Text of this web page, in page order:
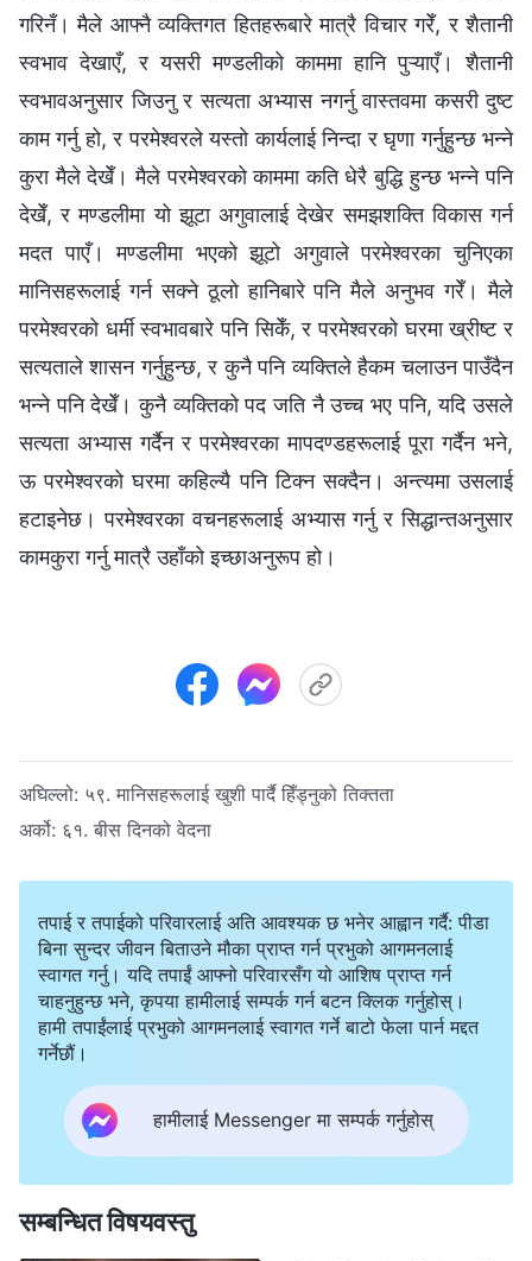
गरिनँ। मैले आफ्‍नै व्यक्तिगत हितहरूबारे मात्रै विचार गरेँ, र शैतानी
स्वभाव देखाएँ, र यसरी मण्डलीको काममा हानि पुऱ्याएँ। शैतानी
स्वभावअनुसार जिउनु र सत्यता अभ्यास नगर्नु वास्तवमा कसरी दुष्ट
काम गर्नु हो, र परमेश्‍वरले यस्तो कार्यलाई निन्दा र घृणा गर्नुहुन्छ भन्‍ने
कुरा मैले देखेँ। मैले परमेश्‍वरको काममा कति धेरै बुद्धि हुन्छ भन्‍ने पनि
देखेँ, र मण्डलीमा यो झूटा अगुवालाई देखेर समझशक्ति विकास गर्न
मदत पाएँ। मण्डलीमा भएको झूटो अगुवाले परमेश्‍वरका चुनिएका
मानिसहरूलाई गर्न सक्ने ठूलो हानिबारे पनि मैले अनुभव गरेँ। मैले
परमेश्‍वरको धर्मी स्वभावबारे पनि सिकेँ, र परमेश्‍वरको घरमा ख्रीष्‍ट र
सत्यताले शासन गर्नुहुन्छ, र कुनै पनि व्यक्तिले हैकम चलाउन पाउँदैन
भन्‍ने पनि देखेँ। कुनै व्यक्तिको पद जति नै उच्‍च भए पनि, यदि उसले
सत्यता अभ्यास गर्दैन र परमेश्‍वरका मापदण्डहरूलाई पूरा गर्दैन भने,
ऊ परमेश्‍वरको घरमा कहिल्यै पनि टिक्न सक्दैन। अन्त्यमा उसलाई
हटाइनेछ। परमेश्‍वरका वचनहरूलाई अभ्यास गर्नु र सिद्धान्तअनुसार
कामकुरा गर्नु मात्रै उहाँको इच्‍छाअनुरूप हो।
अघिल्लो: ५९. मानिसहरूलाई खुशी पार्दै हिँड्नुको तिक्तता
अर्को: ६१. बीस दिनको वेदना
तपाई र तपाईको परिवारलाई अति आवश्यक छ भनेर आह्वान गर्दै: पीडा
बिना सुन्दर जीवन बिताउने मौका प्राप्त गर्न प्रभुको आगमनलाई
स्वागत गर्नु। यदि तपाईं आफ्नो परिवारसँग यो आशिष प्राप्त गर्न
चाहनुहुन्छ भने, कृपया हामीलाई सम्पर्क गर्न बटन क्लिक गर्नुहोस्।
हामी तपाईंलाई प्रभुको आगमनलाई स्वागत गर्ने बाटो फेला पार्न मद्दत
गर्नेछौं।
हामीलाई Messenger मा सम्पर्क गर्नुहोस्
सम्बन्धित विषयवस्तु